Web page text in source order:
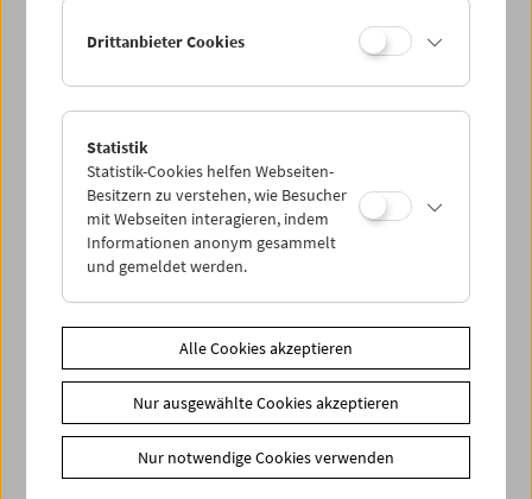
Films You Cannot See Elsewhere Amos-Vogel-
Atlas Kapitel 13:
Pasolini Wüst. Filme und Gespräch
Drittanbieter Cookies
Statistik
Statistik-Cookies helfen Webseiten-
Besitzern zu verstehen, wie Besucher
mit Webseiten interagieren, indem
Informationen anonym gesammelt
und gemeldet werden.
Alle Cookies akzeptieren
Nur ausgewählte Cookies akzeptieren
Nur notwendige Cookies verwenden